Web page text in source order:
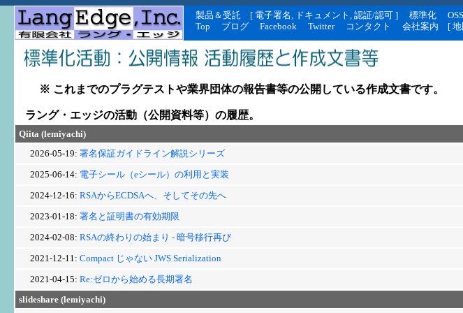
製品＆受託 [ 電子署名, ドキュメント , 認証/認可 ] 標準化
Top
ブログ Facebook Twitter コンタクト 会社案内 [ 地
※ これまでのプラグテストや業界団体の報告書等の公開している作成文書です。
ラング・エッジの活動（公開資料等）の履歴。
Qiita (lemiyachi)
2026-05-19: 署名保証ガイドライン解説シリーズ
2025-06-14: 電子シール（eシール）の利用と実装
2024-12-16: RSAからECDSAへ、そしてその先へ
2023-01-18: 署名と証明書の有効期限
2024-02-08: RSAの終わりの始まり - 暗号移行再び
2021-12-11: Compact じゃない JWS Serialization
2021-04-15: Re:ゼロから始める長期署名
slideshare (lemiyachi)